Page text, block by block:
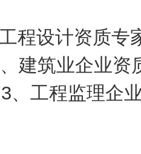
程设计资质专
建筑业企业资
工程监理企